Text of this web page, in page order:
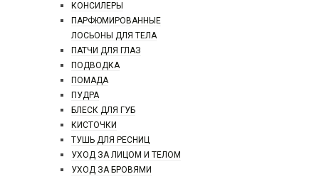
КОНСИЛЕРЫ
ПАРФЮМИРОВАННЫЕ
ЛОСЬОНЫ ДЛЯ ТЕЛА
ПАТЧИ ДЛЯ ГЛАЗ
ПОДВОДКА
ПОМАДА
ПУДРА
БЛЕСК ДЛЯ ГУБ
КИСТОЧКИ
ТУШЬ ДЛЯ РЕСНИЦ
УХОД ЗА ЛИЦОМ И ТЕЛОМ
УХОД ЗА БРОВЯМИ